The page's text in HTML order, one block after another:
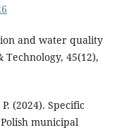
and water quality
45(12),
(2024). Specific
municipal